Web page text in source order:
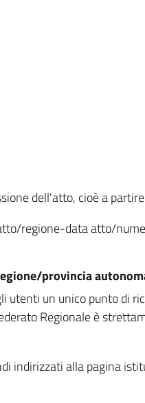
dell'atto, cioè a
regione-data atto/
provincia
utenti un unico punto di
Regionale è
indirizzati alla pagina